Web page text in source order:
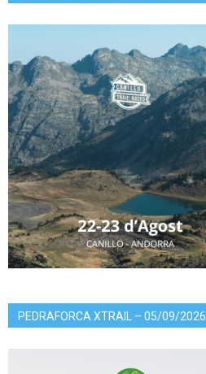
PEDRAFORCA XTRAIL – 05/09/2026